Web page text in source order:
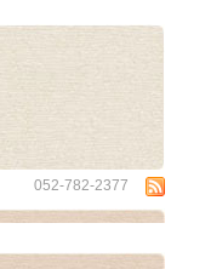
052-782-2377